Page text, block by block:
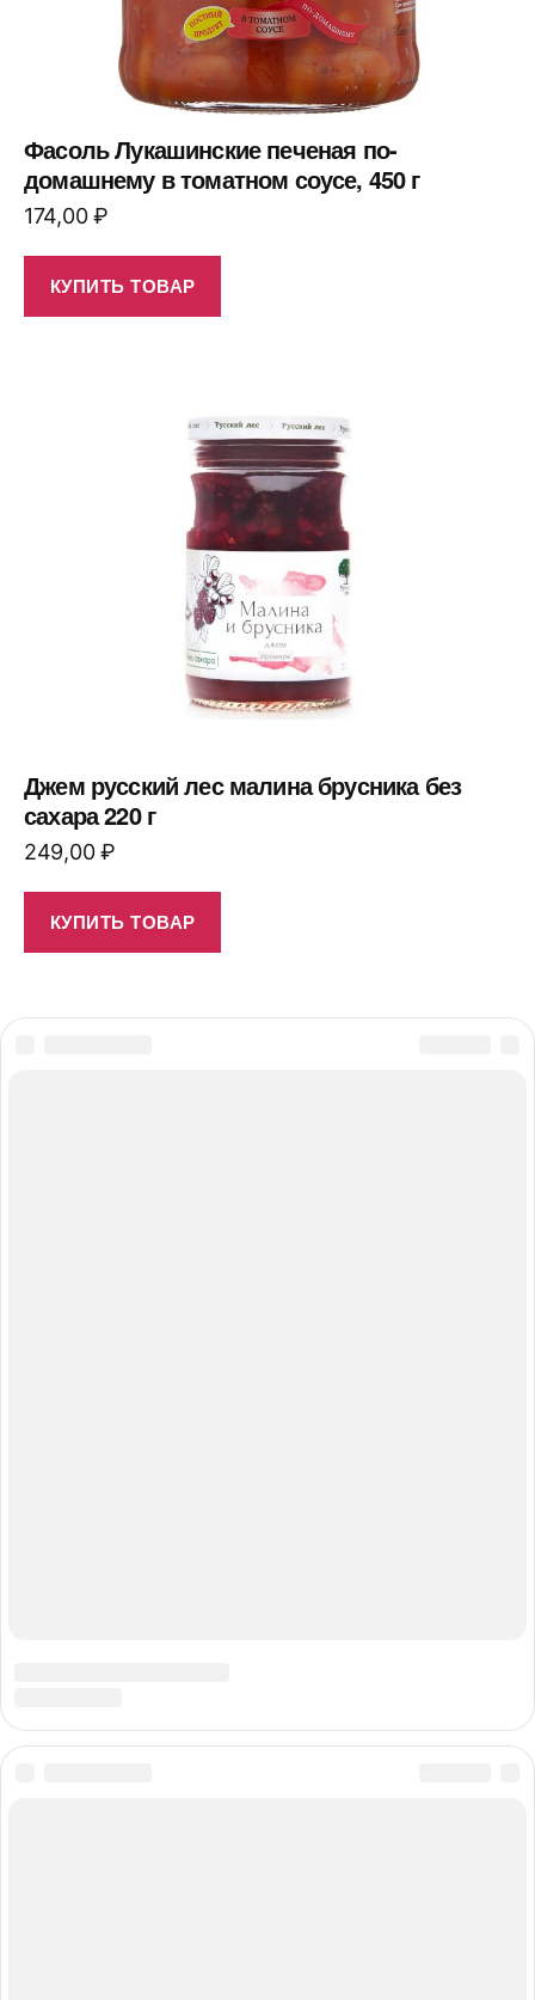
Фасоль Лукашинские печеная по-
домашнему в томатном соусе, 450 г
174,00₽
КУПИТЬ ТОВАР
Джем русский лес малина брусника без
сахара 220 г
249,00₽
КУПИТЬ ТОВАР